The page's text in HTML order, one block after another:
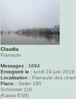
Claudia
Pianaute
Messages : 1694
Enregistré le : lundi 24 juin 2019
Localisation : Pianaute des
Piano : Seiler 180
Schimmel 116
(Kawai ES8)